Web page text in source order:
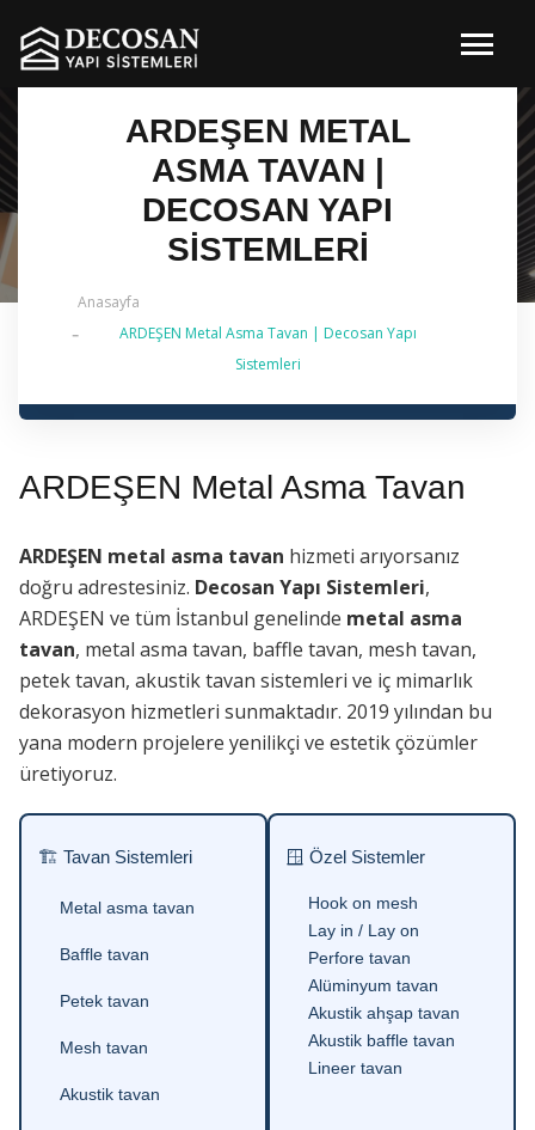
ARDEŞEN METAL
ASMA TAVAN |
DECOSAN YAPI
SISTEMLERI
Anasayfa
ARDEŞEN Metal Asma Tavan | Decosan Yapı
Sistemleri
✔ 2026 Güncel — İstanbul Genelinde Metal Asma
ARDEŞEN Metal Asma Tavan
ARDEŞEN metal asma tavan hizmeti arıyorsanız
doğru adrestesiniz. Decosan Yapı Sistemleri,
ARDEŞEN ve tüm İstanbul genelinde metal asma
tavan, metal asma tavan, baffle tavan, mesh tavan,
petek tavan, akustik tavan sistemleri ve iç mimarlık
dekorasyon hizmetleri sunmaktadır. 2019 yılından bu
yana modern projelere yenilikçi ve estetik çözümler
üretiyoruz.
🏗 Tavan Sistemleri
Metal asma tavan
Baffle tavan
Petek tavan
Mesh tavan
Akustik tavan
🪟 Özel Sistemler
Hook on mesh
Lay in / Lay on
Perfore tavan
Alüminyum tavan
Akustik ahşap tavan
Akustik baffle tavan
Lineer tavan